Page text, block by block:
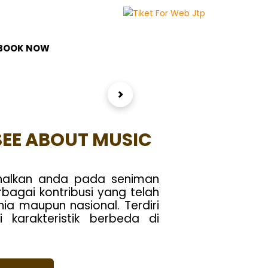
NOW
ABOUT MUSIC
anda pada seniman
kontribusi yang telah
maupun nasional. Terdiri
berbeda di